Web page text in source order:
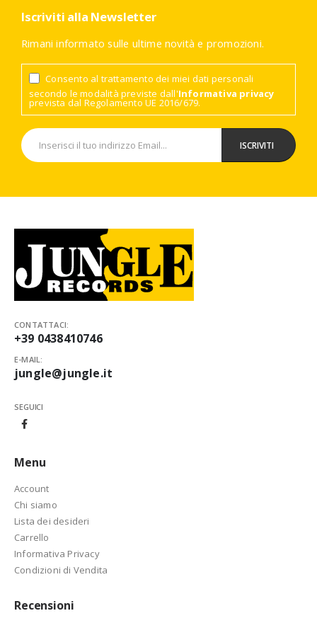
Iscriviti alla Newsletter
Rimani informato sulle ultime novità e promozioni.
Consento al trattamento dei miei dati personali
secondo le modalità previste dall'Informativa privacy
prevista dal Regolamento UE 2016/679.
CONTATTACI:
+39 0438410746
E-MAIL:
jungle@jungle.it
SEGUICI
Menu
Account
Chi siamo
Lista dei desideri
Carrello
Informativa Privacy
Condizioni di Vendita
Recensioni